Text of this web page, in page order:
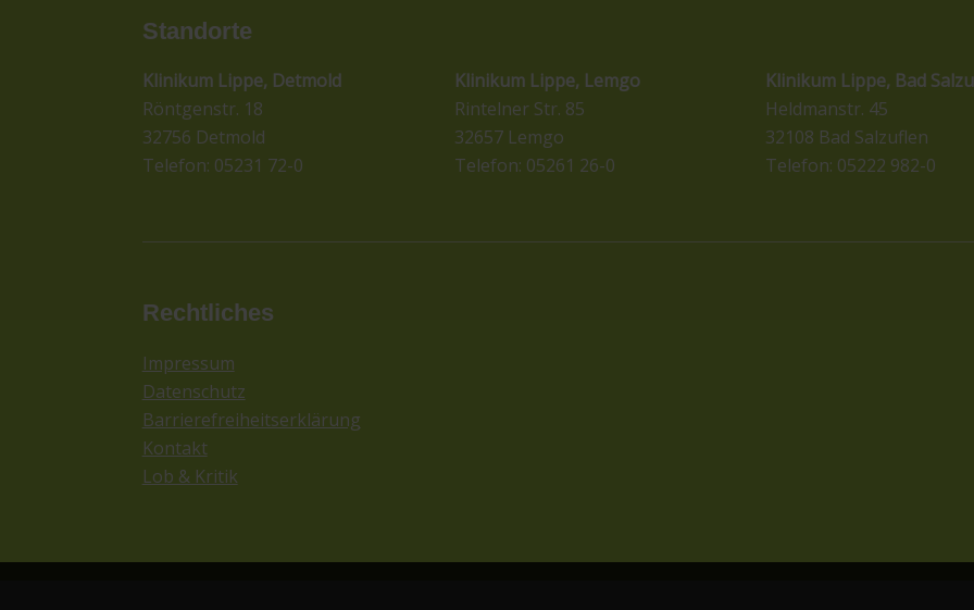
Standorte
Klinikum Lippe, Detmold
Röntgenstr. 18
32756 Detmold
Telefon: 05231 72-0
Klinikum Lippe, Lemgo
Rintelner Str. 85
32657 Lemgo
Telefon: 05261 26-0
Klinikum Lippe, Bad
Heldmanstr. 45
32108 Bad Salzuflen
Telefon: 05222 982-0
Rechtliches
Impressum
Datenschutz
Barrierefreiheitserklärung
Kontakt
Lob & Kritik